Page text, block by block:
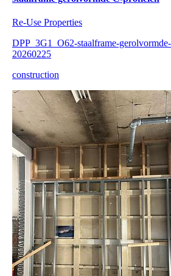
Re-Use Properties
DPP_3G1_O62-staalframe-
20260225
construction